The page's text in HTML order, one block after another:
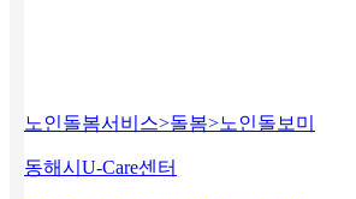
노인돌봄서비스>돌봄>노인돌보미
동해시U-Care센터